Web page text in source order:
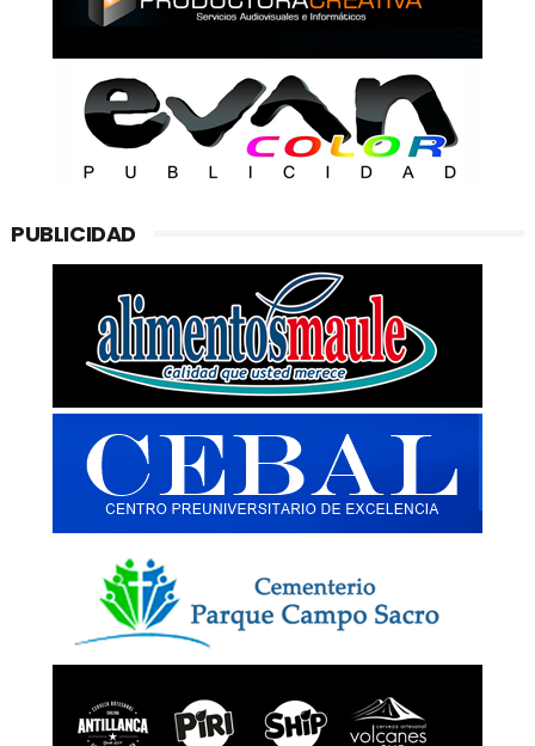
PUBLICIDAD